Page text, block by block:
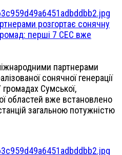
розгортає сонячну
перші 7 СЕС вже
партнерами
сонячної генерації
Сумської,
областей вже встановлено
загальною потужністю